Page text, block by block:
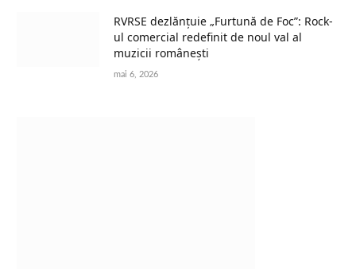
RVRSE dezlănțuie „Furtună de Foc”: Rock-
ul comercial redefinit de noul val al
muzicii românești
mai 6, 2026